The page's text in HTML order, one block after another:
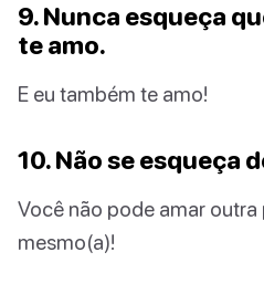
9. Nunca esqueça
te amo.
E eu também te amo!
10. Não se esqueça
Você não pode amar outra
mesmo(a)!